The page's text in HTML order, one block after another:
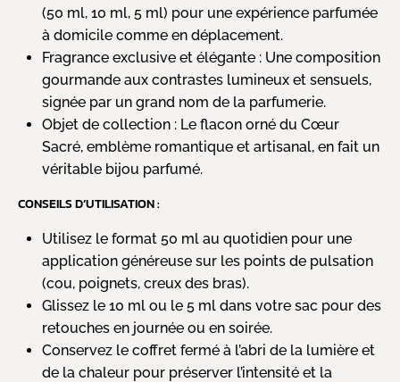
(50 ml, 10 ml, 5 ml) pour une expérience parfumée
à domicile comme en déplacement.
Fragrance exclusive et élégante : Une composition
gourmande aux contrastes lumineux et sensuels,
signée par un grand nom de la parfumerie.
Objet de collection : Le flacon orné du Cœur
Sacré, emblème romantique et artisanal, en fait un
véritable bijou parfumé.
CONSEILS D’UTILISATION :
Utilisez le format 50 ml au quotidien pour une
application généreuse sur les points de pulsation
(cou, poignets, creux des bras).
Glissez le 10 ml ou le 5 ml dans votre sac pour des
retouches en journée ou en soirée.
Conservez le coffret fermé à l’abri de la lumière et
de la chaleur pour préserver l’intensité et la